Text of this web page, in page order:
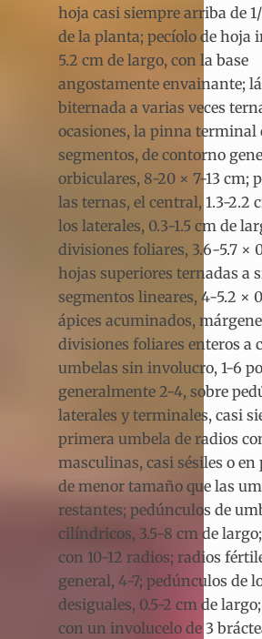
hoja casi siempre arriba de
de la planta; pecíolo de hoja
5.2 cm de largo, con la base
angostamente envainante;
biternada a varias veces
ocasiones, la pinna terminal
segmentos, de contorno
orbiculares, 8-20 × 7-13 cm;
las ternas, el central, 1.3-2.2
los laterales, 0.3-1.5 cm de
divisiones foliares, 3.6-5.7 ×
hojas superiores ternadas a
segmentos lineares, 4-5.2 ×
ápices acuminados,
divisiones foliares enteros a
umbelas sin involucro, 1-6
generalmente 2-4, sobre
laterales y terminales, casi
primera umbela de radios
masculinas, casi sésiles o en
de menor tamaño que las
restantes; pedúnculos de
cilíndricos, 3.5-8 cm de
con 10-12 radios; radios
general, 4-7; pedúnculos de
desiguales, 0.5-2 cm de
con un involucelo de 3